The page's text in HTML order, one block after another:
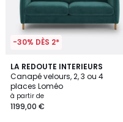
-30% DÈS 2*
LA REDOUTE INTERIEURS
Canapé velours, 2, 3 ou 4
places Loméo
à partir de
1199,00 €
4
/
5
3
Couleurs